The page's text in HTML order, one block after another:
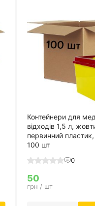
Контейнери для
відходів 1,5 л,
первинний
100 шт
0
50
грн / шт